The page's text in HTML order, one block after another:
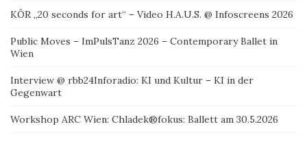
KÖR „20 seconds for art“ – Video H.A.U.S. @ Infoscreens 2026
Public Moves – ImPulsTanz 2026 – Contemporary Ballet in
Wien
Interview @ rbb24Inforadio: KI und Kultur – KI in der
Gegenwart
Workshop ARC Wien: Chladek®fokus: Ballett am 30.5.2026